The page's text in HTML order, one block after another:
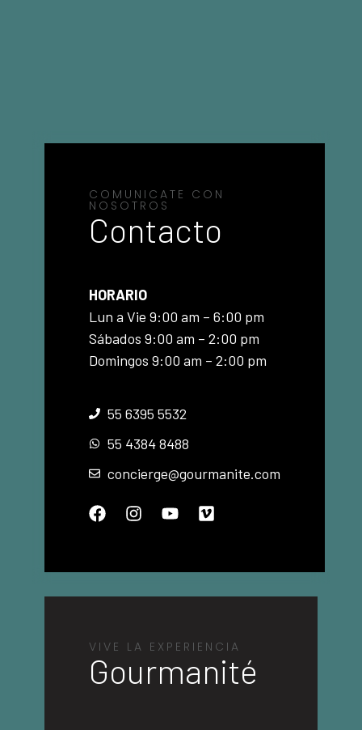
COMUNICATE CON
NOSOTROS
Contacto
HORARIO
Lun a Vie 9:00 am – 6:00 pm
Sábados 9:00 am – 2:00 pm
Domingos 9:00 am – 2:00 pm
55 6395 5532
55 4384 8488
concierge@gourmanite.com
VIVE LA EXPERIENCIA
Gourmanité